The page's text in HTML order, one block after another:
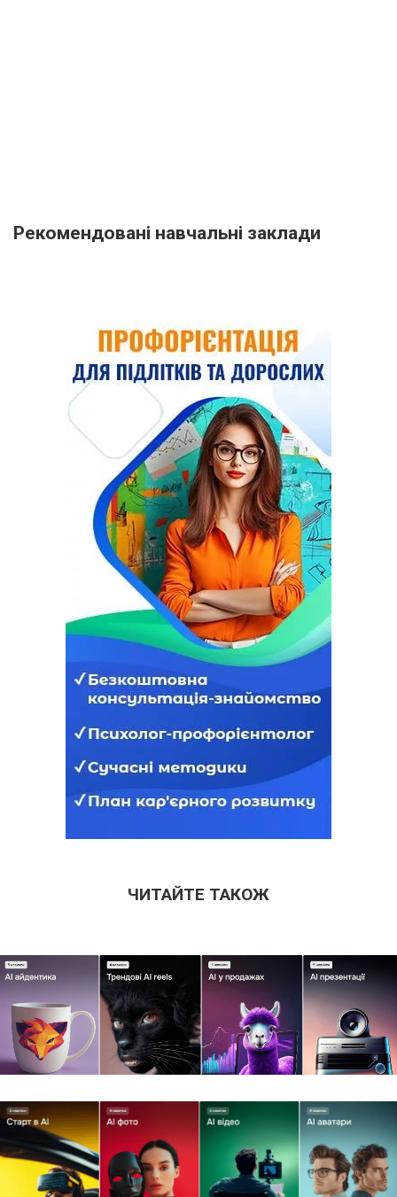
Рекомендовані навчальні заклади
ЧИТАЙТЕ ТАКОЖ